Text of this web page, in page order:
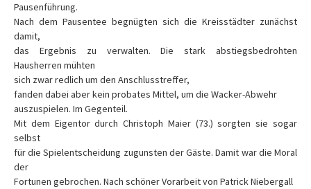
Pausenführung.
Nach dem Pausentee begnügten sich die Kreisstädter zunächst
damit,
das Ergebnis zu verwalten. Die stark abstiegsbedrohten
Hausherren mühten
sich zwar redlich um den Anschlusstreffer,
fanden dabei aber kein probates Mittel, um die Wacker-Abwehr
auszuspielen. Im Gegenteil.
Mit dem Eigentor durch Christoph Maier (73.) sorgten sie sogar
selbst
für die Spielentscheidung zugunsten der Gäste. Damit war die Moral
der
Fortunen gebrochen. Nach schöner Vorarbeit von Patrick Niebergall